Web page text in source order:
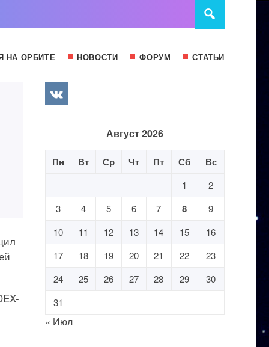
НА ОРБИТЕ НОВОСТИ ФОРУМ СТАТЬИ
Август 2026
Пн Вт Ср Чт Пт Сб Вс
1
2
3
4 5 6 7 8
9
10
11 12 13 14 15
16
17
18 19 20 21 22
23
24
25 26 27 28 29
30
31
« Июл